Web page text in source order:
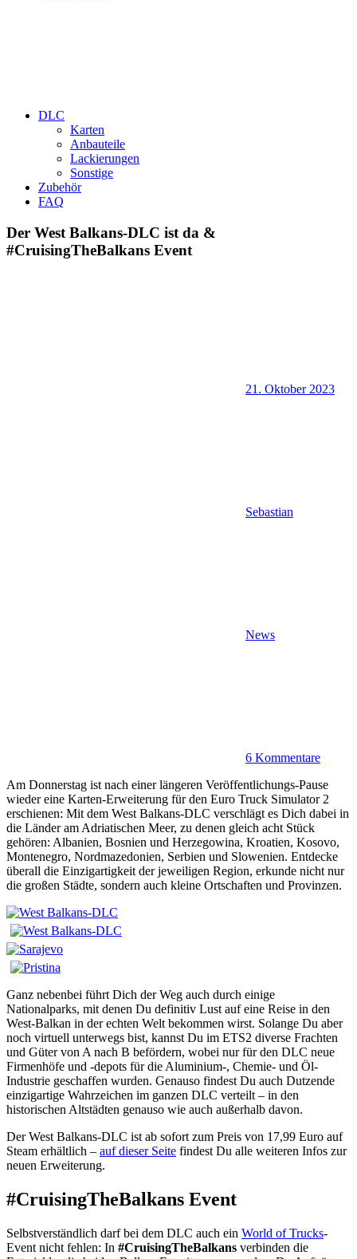
DLC
Karten
Anbauteile
Lackierungen
Sonstige
Zubehör
FAQ
Der West Balkans-DLC ist da &
#CruisingTheBalkans Event
21. Oktober 2023
Sebastian
News
6 Kommentare
Am Donnerstag ist nach einer längeren Veröffentlichungs-Pause
wieder eine Karten-Erweiterung für den Euro Truck Simulator 2
erschienen: Mit dem West Balkans-DLC verschlägt es Dich dabei in
die Länder am Adriatischen Meer, zu denen gleich acht Stück
gehören: Albanien, Bosnien und Herzegowina, Kroatien, Kosovo,
Montenegro, Nordmazedonien, Serbien und Slowenien. Entdecke
überall die Einzigartigkeit der jeweiligen Region, erkunde nicht nur
die großen Städte, sondern auch kleine Ortschaften und Provinzen.
Ganz nebenbei führt Dich der Weg auch durch einige
Nationalparks, mit denen Du definitiv Lust auf eine Reise in den
West-Balkan in der echten Welt bekommen wirst. Solange Du aber
noch virtuell unterwegs bist, kannst Du im ETS2 diverse Frachten
und Güter von A nach B befördern, wobei nur für den DLC neue
Firmenhöfe und -depots für die Aluminium-, Chemie- und Öl-
Industrie geschaffen wurden. Genauso findest Du auch Dutzende
einzigartige Wahrzeichen im ganzen DLC verteilt – in den
historischen Altstädten genauso wie auch außerhalb davon.
Der West Balkans-DLC ist ab sofort zum Preis von 17,99 Euro auf
Steam erhältlich – auf dieser Seite findest Du alle weiteren Infos zur
neuen Erweiterung.
#CruisingTheBalkans Event
Selbstverständlich darf bei dem DLC auch ein World of Trucks-
Event nicht fehlen: In #CruisingTheBalkans verbinden die